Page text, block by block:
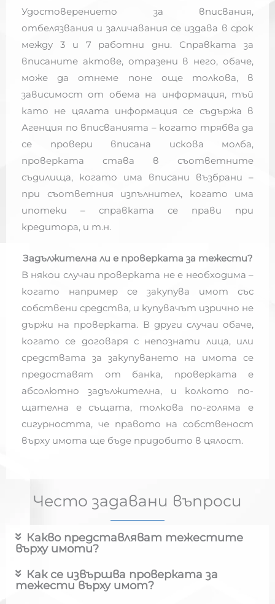
Удостоверението за вписвания,
отбелязвания и заличавания се издава в срок
между 3 и 7 работни дни. Справката за
вписаните актове, отразени в него, обаче,
може да отнеме поне още толкова, в
зависимост от обема на информация, тъй
като не цялата информация се съдържа в
Агенция по вписванията – когато трябва да
се провери вписана искова молба,
проверката става в съответните
съдилища, когато има вписани възбрани –
при съответния изпълнител, когато има
ипотеки – справката се прави при
кредитора, и т.н.
Задължителна ли е проверката за тежести?
В някои случаи проверката не е необходима –
когато например се закупува имот със
собствени средства, и купувачът изрично не
държи на проверката. В други случаи обаче,
когато се договаря с непознати лица, или
средствата за закупуването на имота се
предоставят от банка, проверката е
абсолютно задължителна, и колкото по-
щателна е същата, толкова по-голяма е
сигурността, че правото на собственост
върху имота ще бъде придобито в цялост.
Често задавани въпроси
Какво представляват тежестите
върху имоти?
Как се извършва проверката за
тежести върху имот?